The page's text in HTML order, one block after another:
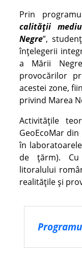
Prin
calității
Negre”,
înțelegerii
a Mării
provocărilor
acestei zone,
privind Marea
Activitățile
GeoEcoMar
în
de țărm). Cu
litoralului
realitățile și